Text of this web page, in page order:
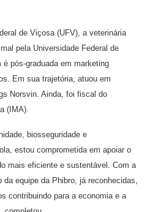
de Viçosa (UFV), a veterinária
pela Universidade Federal de
é pós-graduada em marketing
Em sua trajetória, atuou em
Norsvin. Ainda, foi fiscal do
(IMA).
biosseguridade e
estou comprometida em apoiar o
mais eficiente e sustentável. Com a
da equipe da Phibro, já reconhecidas,
contribuindo para a economia e a